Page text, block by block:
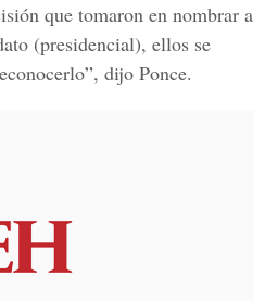
que tomaron en nombrar a
(presidencial), ellos se
dijo Ponce.